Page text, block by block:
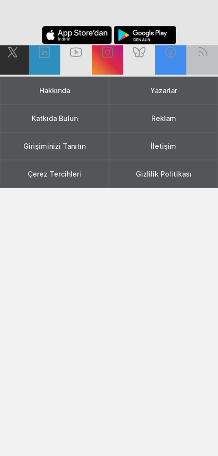
Hakkında Yazarlar
Katkıda Bulun Reklam
Girişiminizi Tanıtın İletişim
Çerez Tercihleri Gizlilik Politikası